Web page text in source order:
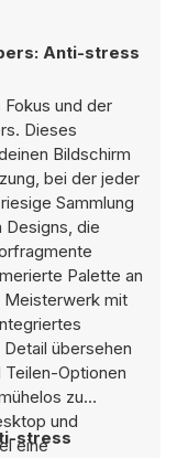
Anti-stress
Fokus und der
Dieses
Bildschirm
bei der jeder
Sammlung
Designs, die
Palette an
Meisterwerk mit
übersehen
Optionen
zu
und
eine
stress